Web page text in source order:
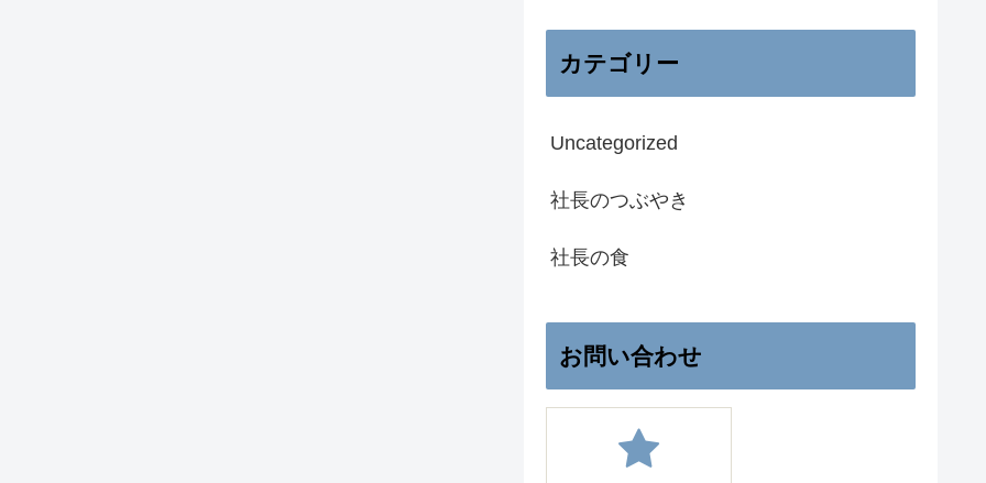
カテゴリー
Uncategorized
社長のつぶやき
社長の食
お問い合わせ